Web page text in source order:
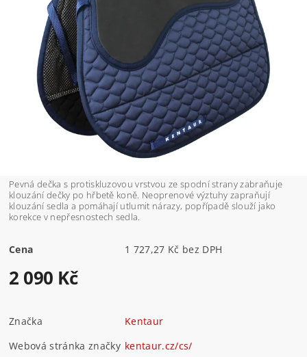
Pevná dečka s protiskluzovou vrstvou ze spodní strany zabraňuje
klouzání dečky po hřbetě koně. Neoprenové výztuhy zapraňují
klouzání sedla a pomáhají utlumit nárazy, popřípadě slouží jako
korekce v nepřesnostech sedla.
Cena 1 727,27 Kč bez DPH
2 090 Kč
Značka
Kentaur
Webová stránka značky kentaur.cz/cs/